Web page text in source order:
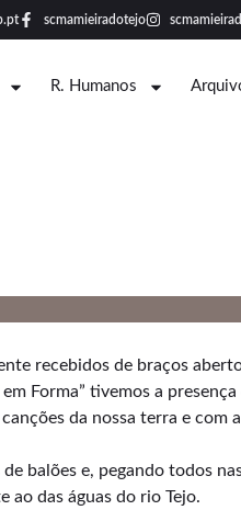
scmamieiradotejo
R. Humanos
recebidos de braços
Forma” tivemos a
da nossa terra e com
balões e, pegando todos
das águas do rio Tejo.